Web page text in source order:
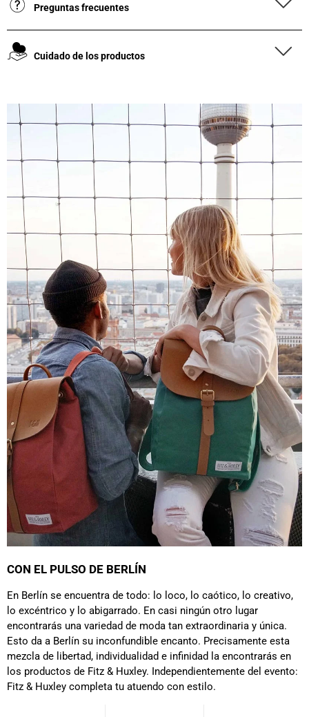
Leer todas las reseñas
Preguntas frecuentes
Cuidado de los productos
CON EL PULSO DE BERLÍN
En Berlín se encuentra de todo: lo loco, lo caótico, lo creativo,
lo excéntrico y lo abigarrado. En casi ningún otro lugar
encontrarás una variedad de moda tan extraordinaria y única.
Esto da a Berlín su inconfundible encanto. Precisamente esta
mezcla de libertad, individualidad e infinidad la encontrarás en
los productos de Fitz & Huxley. Independientemente del evento:
Fitz & Huxley completa tu atuendo con estilo.